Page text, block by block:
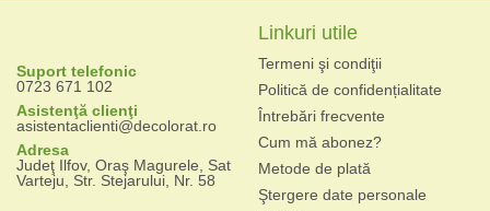
Suport telefonic
0723 671 102
Asistenţă clienţi
asistentaclienti@decolorat.ro
Adresa
Judeţ Ilfov, Oraş Magurele, Sat
Varteju, Str. Stejarului, Nr. 58
Linkuri utile
Termeni şi condiţii
Politică de confidențialitate
Întrebări frecvente
Cum mă abonez?
Metode de plată
Ştergere date personale